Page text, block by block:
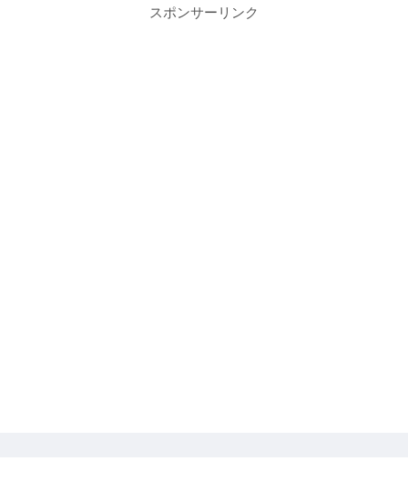
スポンサーリンク